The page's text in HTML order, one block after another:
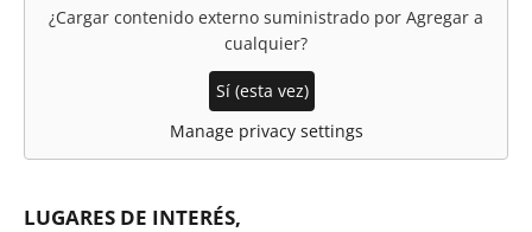
¿Cargar contenido externo suministrado por Agregar a
cualquier?
Sí (esta vez)
Manage privacy settings
LUGARES DE INTERÉS